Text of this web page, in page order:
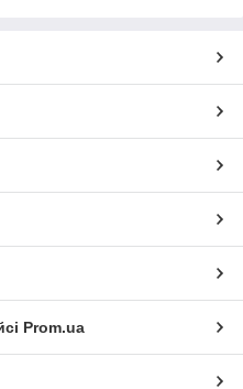
Prom.ua